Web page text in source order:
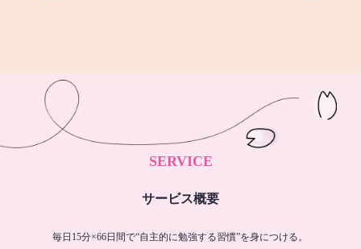
SERVICE
サービス概要
毎日15分×66日間で“自主的に勉強する習慣”を身につける。